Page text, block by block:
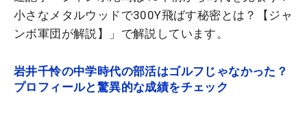
小さなメタルウッドで300Y飛ばす秘密とは？【ジャ
ンボ軍団が解説】」で解説しています。
岩井千怜の中学時代の部活はゴルフじゃなかった？
プロフィールと驚異的な成績をチェック